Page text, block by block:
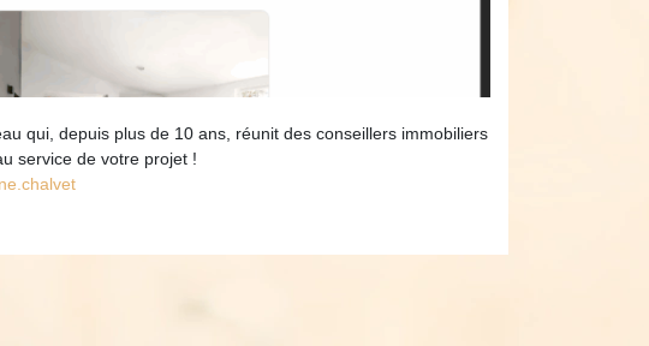
qui, depuis plus de 10 ans, réunit des conseillers immobiliers
service de votre projet !